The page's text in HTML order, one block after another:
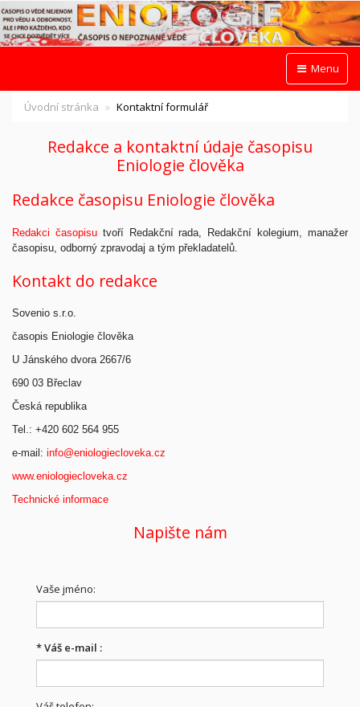
Menu
Úvodní stránka Kontaktní formulář
Redakce a kontaktní údaje časopisu
Eniologie člověka
Redakce časopisu Eniologie člověka
Redakci časopisutvoří Redakční rada, Redakční kolegium, manažer
časopisu, odborný zpravodaj a tým překladatelů.
Kontakt do redakce
Sovenio s.r.o.
časopis Eniologie člověka
U Jánského dvora 2667/6
690 03 Břeclav
Česká republika
Tel.: +420 602 564 955
e-mail: info@eniologiecloveka.cz
www.eniologiecloveka.cz
Technické informace
Napište nám
Vaše jméno:
*Váš e-mail :